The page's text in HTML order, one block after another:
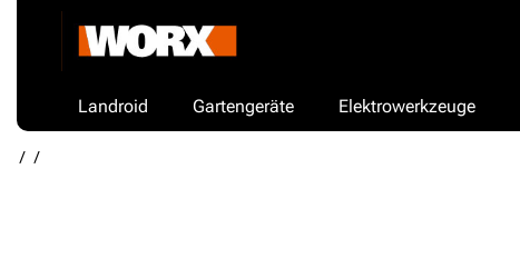
Landroid Gartengeräte Elektrowerkzeuge
/ /